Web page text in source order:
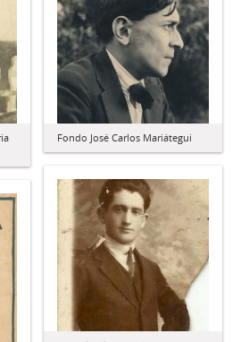
Fondo José Carlos Mariátegui